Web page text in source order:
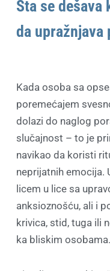
Šta se dešava
da
Kada osoba sa
poremećajem
dolazi do naglog
slučajnost – to je
navikao da koristi
neprijatnih emocija.
licem u lice sa
anksioznošću, ali i
krivica, stid, tuga ili
ka bliskim osobama.